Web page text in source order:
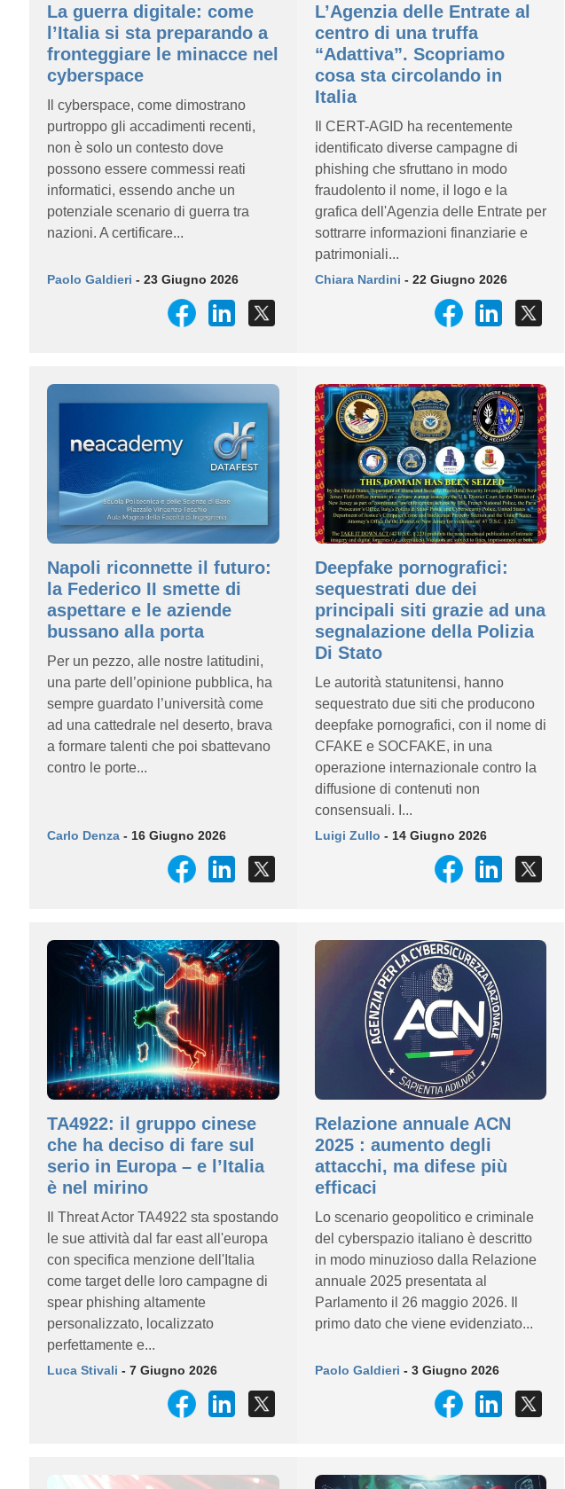
La guerra digitale: come
l’Italia si sta preparando a
fronteggiare le minacce nel
cyberspace
Il cyberspace, come dimostrano
purtroppo gli accadimenti recenti,
non è solo un contesto dove
possono essere commessi reati
informatici, essendo anche un
potenziale scenario di guerra tra
nazioni. A certificare...
Paolo Galdieri - 23 Giugno 2026
L’Agenzia delle Entrate al
centro di una truffa
“Adattiva”. Scopriamo
cosa sta circolando in
Italia
Il CERT-AGID ha recentemente
identificato diverse campagne di
phishing che sfruttano in modo
fraudolento il nome, il logo e la
grafica dell'Agenzia delle Entrate per
sottrarre informazioni finanziarie e
patrimoniali...
Chiara Nardini - 22 Giugno 2026
Napoli riconnette il futuro:
la Federico II smette di
aspettare e le aziende
bussano alla porta
Per un pezzo, alle nostre latitudini,
una parte dell’opinione pubblica, ha
sempre guardato l’università come
ad una cattedrale nel deserto, brava
a formare talenti che poi sbattevano
contro le porte...
Carlo Denza - 16 Giugno 2026
Deepfake pornografici:
sequestrati due dei
principali siti grazie ad una
segnalazione della Polizia
Di Stato
Le autorità statunitensi, hanno
sequestrato due siti che producono
deepfake pornografici, con il nome di
CFAKE e SOCFAKE, in una
operazione internazionale contro la
diffusione di contenuti non
consensuali. I...
Luigi Zullo - 14 Giugno 2026
TA4922: il gruppo cinese
che ha deciso di fare sul
serio in Europa – e l’Italia
è nel mirino
Il Threat Actor TA4922 sta spostando
le sue attività dal far east all'europa
con specifica menzione dell'Italia
come target delle loro campagne di
spear phishing altamente
personalizzato, localizzato
perfettamente e...
Luca Stivali - 7 Giugno 2026
Relazione annuale ACN
2025 : aumento degli
attacchi, ma difese più
efficaci
Lo scenario geopolitico e criminale
del cyberspazio italiano è descritto
in modo minuzioso dalla Relazione
annuale 2025 presentata al
Parlamento il 26 maggio 2026. Il
primo dato che viene evidenziato...
Paolo Galdieri - 3 Giugno 2026